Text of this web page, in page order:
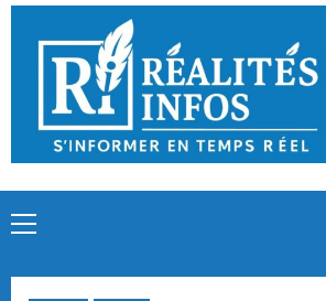
Skip
content
Primary